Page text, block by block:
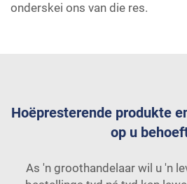
onderskei ons van die res.
Hoëpresterende produkte
op u
As 'n groothandelaar wil u 'n